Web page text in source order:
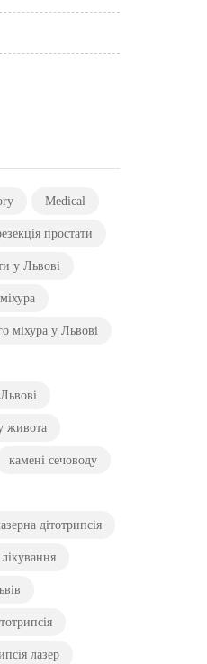
Medical
простати
у Львові
міхура у Львові
живота
камені сечоводу
дітотрипсія
лазер